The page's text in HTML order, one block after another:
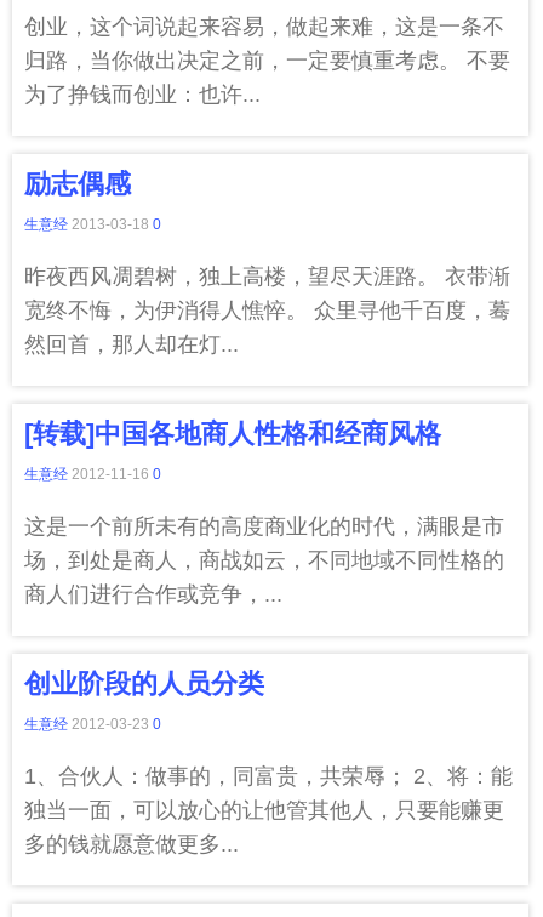
创业，这个词说起来容易，做起来难，这是一条不
归路，当你做出决定之前，一定要慎重考虑。 不要
为了挣钱而创业：也许...
励志偶感
生意经 2013-03-18 0
昨夜西风凋碧树，独上高楼，望尽天涯路。 衣带渐
宽终不悔，为伊消得人憔悴。 众里寻他千百度，蓦
然回首，那人却在灯...
[转载]中国各地商人性格和经商风格
生意经 2012-11-16 0
这是一个前所未有的高度商业化的时代，满眼是市
场，到处是商人，商战如云，不同地域不同性格的
商人们进行合作或竞争，...
创业阶段的人员分类
生意经 2012-03-23 0
1、合伙人：做事的，同富贵，共荣辱； 2、将：能
独当一面，可以放心的让他管其他人，只要能赚更
多的钱就愿意做更多...